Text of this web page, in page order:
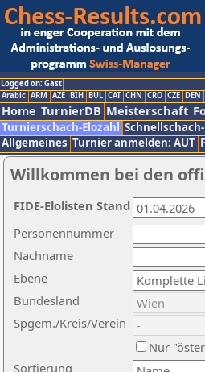
Logged on: Gast
Arabic ARM AZE BIH BUL CAT CHN CRO CZE DEN
Home TurnierDB Meisterschaft
Turnierschach-Elozahl
Allgemeines Turnier anmelden: AUT
Willkommen bei den
Nachname
Ebene
Sortierung
Personennummer
Bundesland
Spgem./Kreis/Verein
Nur
FIDE-Elolisten Stand